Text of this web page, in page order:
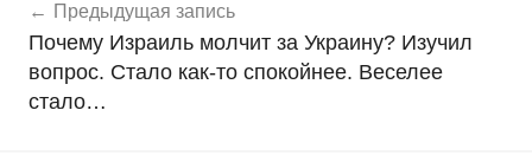
о
в
о
с
по
записям
Предыдущая запись
Почему Израиль молчит за Украину? Изучил
вопрос. Стало как-то спокойнее. Веселее
стало…